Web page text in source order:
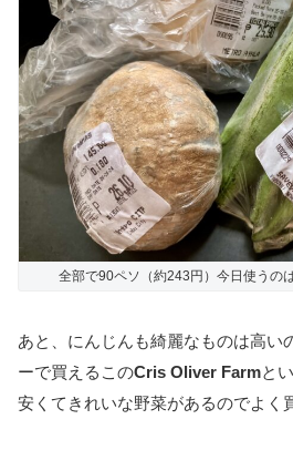
全部で90ペソ（約243円）今日使うの
あと、にんじんも綺麗なものは高い
ーで買えるこのCris Oliver Farmと
安くてきれいな野菜があるのでよく